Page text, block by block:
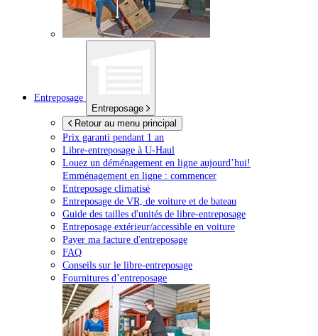
Entreposage
Entreposage
Retour au menu principal
Prix garanti pendant 1 an
Libre-entreposage à U-Haul
Louez un déménagement en ligne aujourd’hui!
Emménagement en ligne : commencer
Entreposage climatisé
Entreposage de VR, de voiture et de bateau
Guide des tailles d'unités de libre-entreposage
Entreposage extérieur/accessible en voiture
Payer ma facture d'entreposage
FAQ
Conseils sur le libre-entreposage
Fournitures d’entreposage